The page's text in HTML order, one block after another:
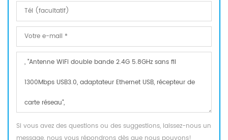
Si vous avez des questions ou des suggestions, laissez-nous un
message, nous vous répondrons dès que nous pouvons!